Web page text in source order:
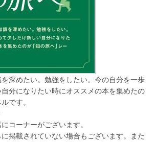
深めたい。勉強をしたい。今の自分を一歩
分になりたい時にオススメの本を集めたの
です。
コーナーがございます。
掲載されていない場合もございます。また